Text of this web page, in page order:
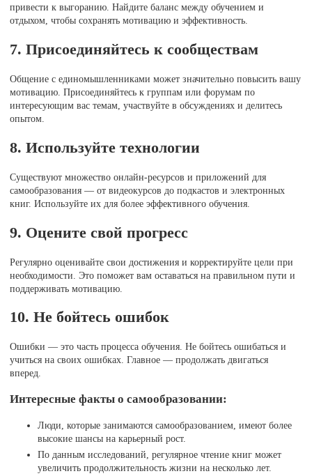
привести к выгоранию. Найдите баланс между обучением и
отдыхом, чтобы сохранять мотивацию и эффективность.
7. Присоединяйтесь к сообществам
Общение с единомышленниками может значительно повысить вашу
мотивацию. Присоединяйтесь к группам или форумам по
интересующим вас темам, участвуйте в обсуждениях и делитесь
опытом.
8. Используйте технологии
Существуют множество онлайн-ресурсов и приложений для
самообразования — от видеокурсов до подкастов и электронных
книг. Используйте их для более эффективного обучения.
9. Оцените свой прогресс
Регулярно оценивайте свои достижения и корректируйте цели при
необходимости. Это поможет вам оставаться на правильном пути и
поддерживать мотивацию.
10. Не бойтесь ошибок
Ошибки — это часть процесса обучения. Не бойтесь ошибаться и
учиться на своих ошибках. Главное — продолжать двигаться
вперед.
Интересные факты о самообразовании:
Люди, которые занимаются самообразованием, имеют более
высокие шансы на карьерный рост.
По данным исследований, регулярное чтение книг может
увеличить продолжительность жизни на несколько лет.